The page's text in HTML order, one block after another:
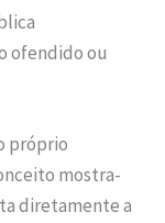
ofendido ou
próprio
mostra-
diretamente a